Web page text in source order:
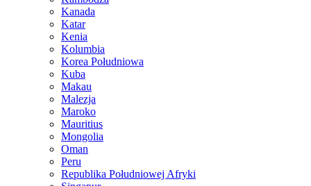
Kanada
Katar
Kenia
Kolumbia
Korea Południowa
Kuba
Makau
Malezja
Maroko
Mauritius
Mongolia
Oman
Peru
Republika Południowej Afryki